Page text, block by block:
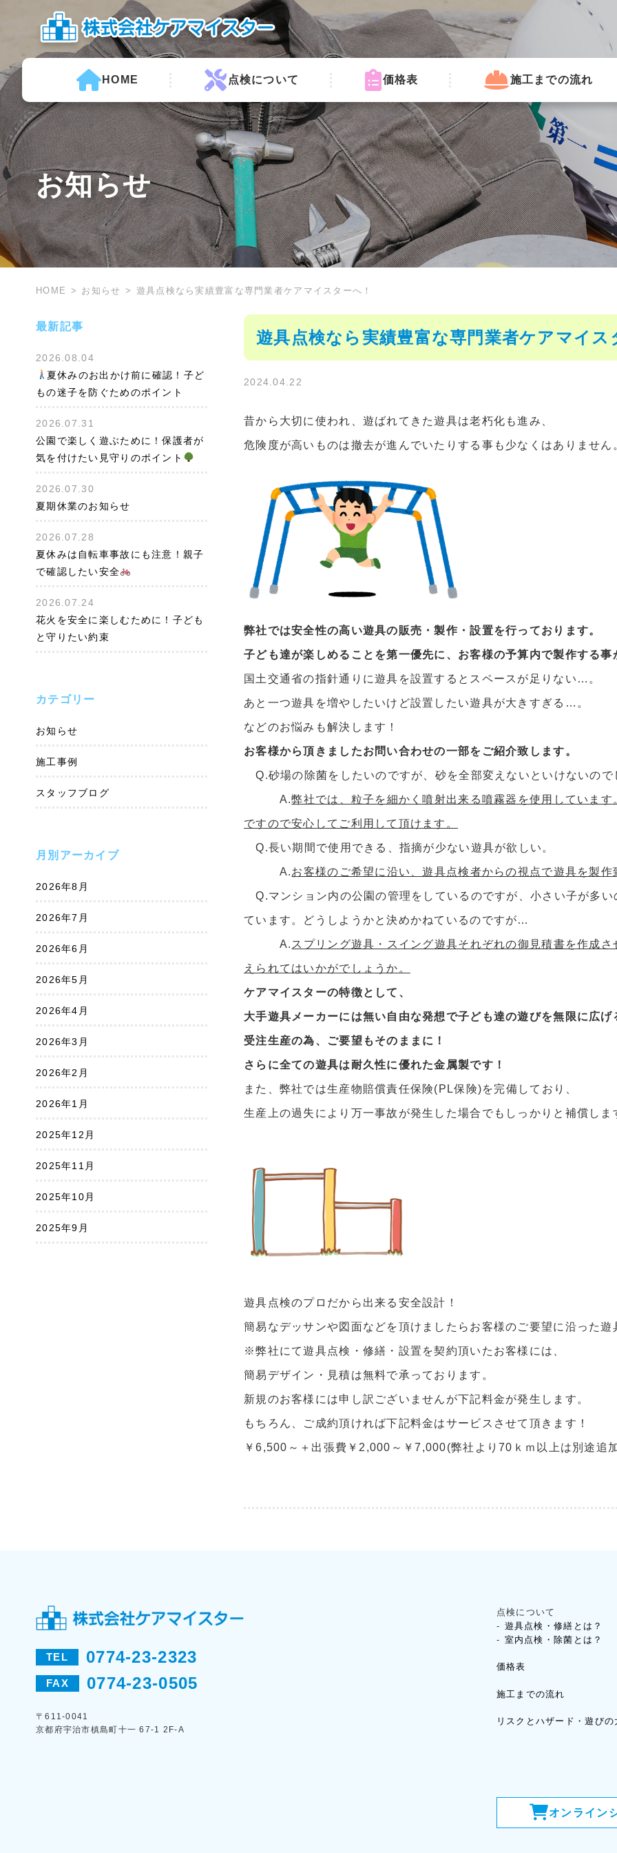
HOME 点検について 価格表 施工までの流れ
お知らせ
HOME お知らせ 遊具点検なら実績豊富な専門業者ケアマイスターへ！
最新記事
2026.08.04
夏休みのお出かけ前に確認！子ど
もの迷子を防ぐためのポイント
2026.07.31
公園で楽しく遊ぶために！保護者が
気を付けたい見守りのポイント
2026.07.30
夏期休業のお知らせ
2026.07.28
夏休みは自転車事故にも注意！親子
で確認したい安全
2026.07.24
花火を安全に楽しむために！子ども
と守りたい約束
カテゴリー
お知らせ
施工事例
スタッフブログ
月別アーカイブ
2026年8月
2026年7月
2026年6月
2026年5月
2026年4月
2026年3月
2026年2月
2026年1月
2025年12月
2025年11月
2025年10月
2025年9月
遊具点検なら実績豊富な専門業者ケアマイス
2024.04.22
昔から大切に使われ、遊ばれてきた遊具は老朽化も進み、
危険度が高いものは撤去が進んでいたりする事も少なくはありません
弊社では安全性の高い遊具の販売・製作・設置を行っております。
子ども達が楽しめることを第一優先に、お客様の予算内で製作する事
国土交通省の指針通りに遊具を設置するとスペースが足りない…。
あと一つ遊具を増やしたいけど設置したい遊具が大きすぎる…。
などのお悩みも解決します！
お客様から頂きましたお問い合わせの一部をご紹介致します。
Q.砂場の除菌をしたいのですが、砂を全部変えないといけないので
A.弊社では、粒子を細かく噴射出来る噴霧器を使用していま
ですので安心してご利用して頂けます。
Q.長い期間で使用できる、指摘が少ない遊具が欲しい。
A.お客様のご希望に沿い、遊具点検者からの視点で遊具を製作
Q.マンション内の公園の管理をしているのですが、小さい子が多
ています。どうしようかと決めかねているのですが…
A. スプリング遊具・スイング遊具それぞれの御見積書を作成
えられてはいかがでしょうか。
ケアマイスターの特徴として、
大手遊具メーカーには無い自由な発想で子ども達の遊びを無限に広
受注生産の為、ご要望もそのままに！
さらに全ての遊具は耐久性に優れた金属製です！
また、弊社では生産物賠償責任保険(PL保険)を完備しており、
生産上の過失により万一事故が発生した場合でもしっかりと補償しま
遊具点検のプロだから出来る安全設計！
簡易なデッサンや図面などを頂けましたらお客様のご要望に沿った遊
※弊社にて遊具点検・修繕・設置を契約頂いたお客様には、
簡易デザイン・見積は無料で承っております。
新規のお客様には申し訳ございませんが下記料金が発生します。
もちろん、ご成約頂ければ下記料金はサービスさせて頂きます！
￥6,500～＋出張費￥2,000～￥7,000(弊社より70ｋｍ以上は別途追
TEL 0774-23-2323
FAX 0774-23-0505
〒611-0041
京都府宇治市槙島町十一 67-1 2F-A
点検について
遊具点検・修繕とは？
室内点検・除菌とは？
価格表
施工までの流れ
リスクとハザード・遊びの
オンライン